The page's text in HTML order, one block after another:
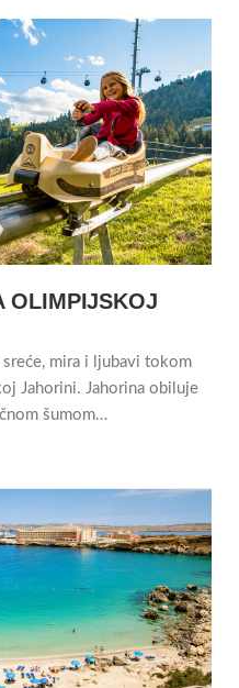
OLIMPIJSKOJ
mira i ljubavi tokom
Jahorini. Jahorina obiluje
šumom…